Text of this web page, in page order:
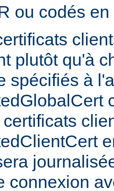
ou codés
plutôt qu'à
spécifiés à
connexion